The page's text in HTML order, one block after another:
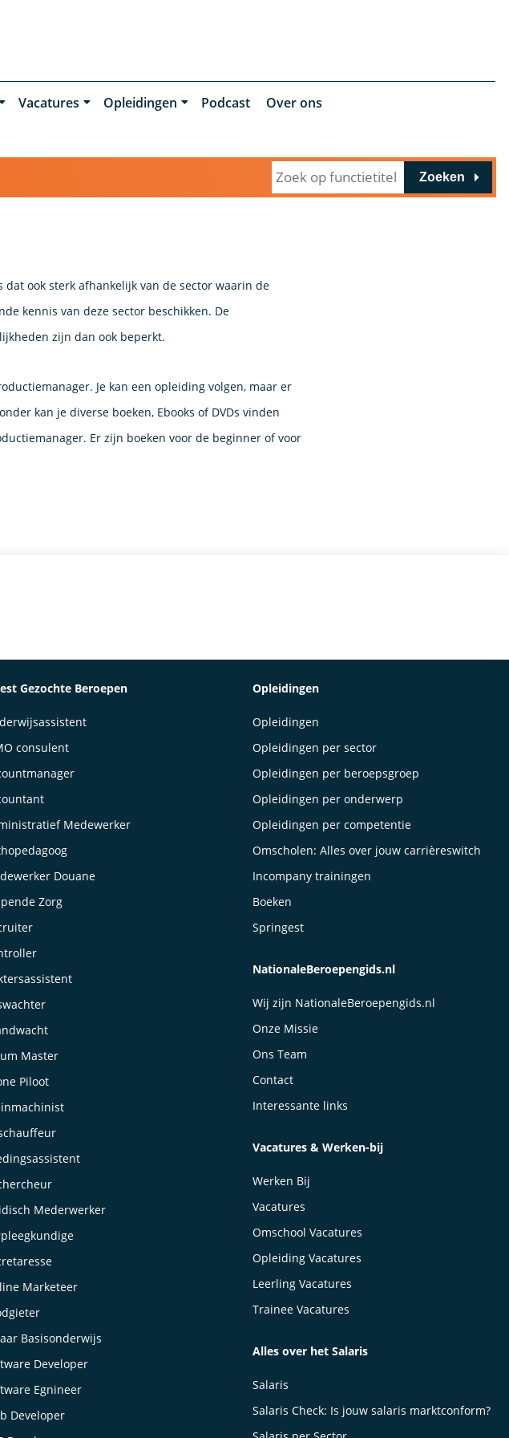
Vacatures Opleidingen Podcast
Over ons
Zoeken
dat ook sterk afhankelijk van de sector waarin de
kennis van deze sector beschikken. De
zijn dan ook beperkt.
Je kan een opleiding volgen, maar er
kan je diverse boeken, Ebooks of DVDs vinden
Er zijn boeken voor de beginner of voor
Gezochte Beroepen
consulent
Medewerker
Douane
Zorg
Master
Piloot
Mederwerker
Marketeer
Basisonderwijs
Developer
Egnineer
Developer
Opleidingen
Opleidingen
Opleidingen per sector
Opleidingen per beroepsgroep
Opleidingen per onderwerp
Opleidingen per competentie
Omscholen: Alles over jouw carrièreswitch
Incompany trainingen
Boeken
Springest
NationaleBeroepengids.nl
Wij zijn NationaleBeroepengids.nl
Onze Missie
Ons Team
Contact
Interessante links
Vacatures & Werken-bij
Werken Bij
Vacatures
Omschool Vacatures
Opleiding Vacatures
Leerling Vacatures
Trainee Vacatures
Alles over het Salaris
Salaris
Salaris Check: Is jouw salaris marktconform?